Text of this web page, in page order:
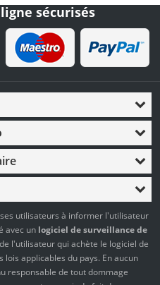
sécurisés
utilisateurs à informer l'utilisateur
avec un logiciel de surveillance de
l'utilisateur qui achète le logiciel de
applicables du pays. En aucun
responsable de tout dommage